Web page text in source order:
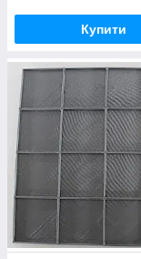
Купити